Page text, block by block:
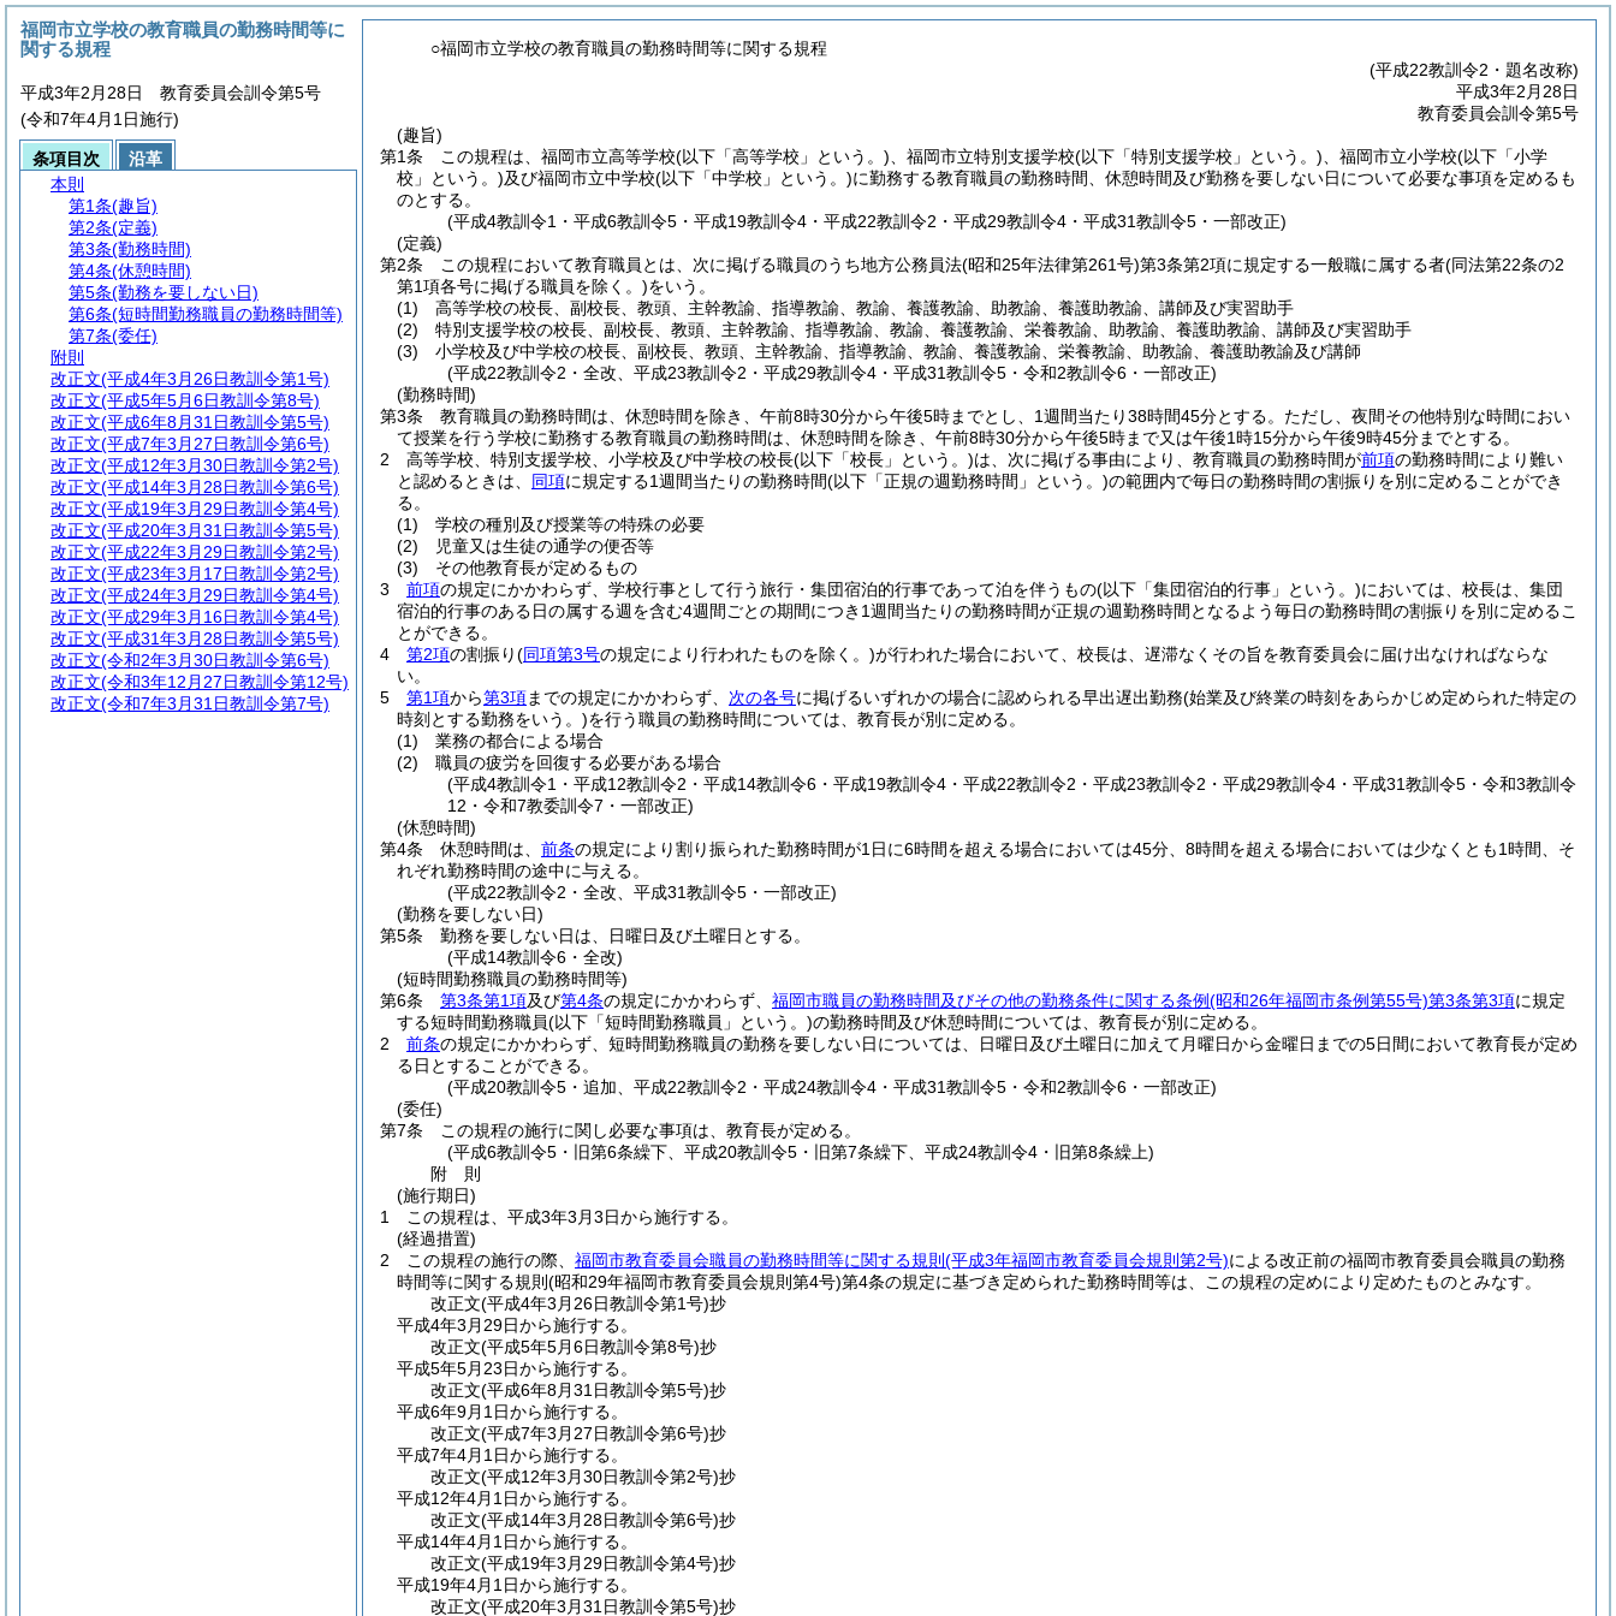
○福岡市立学校の教育職員の勤務時間等に関する規程
(平成22教訓令2・題名改称)
平成3年2月28日
教育委員会訓令第5号
(趣旨)
第1条
この規程は、福岡市立高等学校(以下「高等学校」という。) 、福岡市立特別支援学校(以下「特別支援学校」という。) 、福岡市立小学校(以下「小学
校」という。)及び福岡市立中学校(以下「中学校」という。)に勤務する教育職員の勤務時間、休憩時間及び勤務を要しない日について必要な事項を定めるも
のとする。
(平成4教訓令1・平成6教訓令5・平成19教訓令4・平成22教訓令2・平成29教訓令4・平成31教訓令5・一部改正)
(定義)
第2条
この規程において教育職員とは、次に掲げる職員のうち地方公務員法(昭和25年法律第261号)第3条第2項に規定する一般職に属する者(同法第22条の2
第1項各号に掲げる職員を除く。)をいう。
(1)
高等学校の校長、副校長、教頭、主幹教諭、指導教諭、教諭、養護教諭、助教諭、養護助教諭、講師及び実習助手
(2)
特別支援学校の校長、副校長、教頭、主幹教諭、指導教諭、教諭、養護教諭、栄養教諭、助教諭、養護助教諭、講師及び実習助手
(3)
小学校及び中学校の校長、副校長、教頭、主幹教諭、指導教諭、教諭、養護教諭、栄養教諭、助教諭、養護助教諭及び講師
(平成22教訓令2・全改、平成23教訓令2・平成29教訓令4・平成31教訓令5・令和2教訓令6・一部改正)
(勤務時間)
第3条
教育職員の勤務時間は、休憩時間を除き、午前8時30分から午後5時までとし、1週間当たり38時間45分とする。 ただし、夜間その他特別な時間におい
て授業を行う学校に勤務する教育職員の勤務時間は、休憩時間を除き、午前8時30分から午後5時まで又は午後1時15分から午後9時45分までとする。
2
高等学校、特別支援学校、小学校及び中学校の校長(以下「校長」という。)は、次に掲げる事由により、教育職員の勤務時間が前項の勤務時間により難い
と認めるときは、 同項に規定する1週間当たりの勤務時間(以下「正規の週勤務時間」という。)の範囲内で毎日の勤務時間の割振りを別に定めることができ
る。
(1)
学校の種別及び授業等の特殊の必要
(2)
児童又は生徒の通学の便否等
(3)
その他教育長が定めるもの
3
前項の規定にかかわらず、学校行事として行う旅行・集団宿泊的行事であって泊を伴うもの(以下「集団宿泊的行事」という。)においては、校長は、集団
宿泊的行事のある日の属する週を含む4週間ごとの期間につき1週間当たりの勤務時間が正規の週勤務時間となるよう毎日の勤務時間の割振りを別に定めるこ
とができる。
4
第2項の割振り(同項第3号の規定により行われたものを除く。)が行われた場合において、校長は、遅滞なくその旨を教育委員会に届け出なければならな
い。
5
第1項から第3項までの規定にかかわらず、 次の各号に掲げるいずれかの場合に認められる早出遅出勤務(始業及び終業の時刻をあらかじめ定められた特定の
時刻とする勤務をいう。)を行う職員の勤務時間については、教育長が別に定める。
(1)
業務の都合による場合
(2)
職員の疲労を回復する必要がある場合
(平成4教訓令1・平成12教訓令2・平成14教訓令6・平成19教訓令4・平成22教訓令2・平成23教訓令2・平成29教訓令4・平成31教訓令5・令和3教訓令
12・令和7教委訓令7・一部改正)
(休憩時間)
第4条
休憩時間は、 前条の規定により割り振られた勤務時間が1日に6時間を超える場合においては45分、8時間を超える場合においては少なくとも1時間、そ
れぞれ勤務時間の途中に与える。
(平成22教訓令2・全改、平成31教訓令5・一部改正)
(勤務を要しない日)
第5条
勤務を要しない日は、日曜日及び土曜日とする。
(平成14教訓令6・全改)
(短時間勤務職員の勤務時間等)
第6条
第3条第1項及び第4条の規定にかかわらず、 福岡市職員の勤務時間及びその他の勤務条件に関する条例(昭和26年福岡市条例第55号)第3条第3項に規定
する短時間勤務職員(以下「短時間勤務職員」という。)の勤務時間及び休憩時間については、教育長が別に定める。
2
前条の規定にかかわらず、短時間勤務職員の勤務を要しない日については、日曜日及び土曜日に加えて月曜日から金曜日までの5日間において教育長が定め
る日とすることができる。
(平成20教訓令5・追加、平成22教訓令2・平成24教訓令4・平成31教訓令5・令和2教訓令6・一部改正)
(委任)
第7条
この規程の施行に関し必要な事項は、教育長が定める。
(平成6教訓令5・旧第6条繰下、平成20教訓令5・旧第7条繰下、平成24教訓令4・旧第8条繰上)
附 則
(施行期日)
1
この規程は、平成3年3月3日から施行する。
(経過措置)
2
この規程の施行の際、 福岡市教育委員会職員の勤務時間等に関する規則 (平成3年福岡市教育委員会規則第2号)による改正前の福岡市教育委員会職員の勤務
時間等に関する規則 (昭和29年福岡市教育委員会規則第4号)第4条の規定に基づき定められた勤務時間等は、この規程の定めにより定めたものとみなす。
改正文(平成4年3月26日教訓令第1号)抄
平成4年3月29日から施行する。
改正文(平成5年5月6日教訓令第8号)抄
平成5年5月23日から施行する。
改正文(平成6年8月31日教訓令第5号)抄
平成6年9月1日から施行する。
改正文(平成7年3月27日教訓令第6号)抄
平成7年4月1日から施行する。
改正文(平成12年3月30日教訓令第2号)抄
平成12年4月1日から施行する。
改正文(平成14年3月28日教訓令第6号)抄
平成14年4月1日から施行する。
改正文(平成19年3月29日教訓令第4号)抄
平成19年4月1日から施行する。
改正文(平成20年3月31日教訓令第5号)抄
福岡市立学校の教育職員の勤務時間等に
関する規程
平成3年2月28日 教育委員会訓令第5号
(令和7年4月1日施行)
条項目次
沿革
本則
第1条(趣旨)
第2条(定義)
第3条(勤務時間)
第4条(休憩時間)
第5条(勤務を要しない日)
第6条(短時間勤務職員の勤務時間等)
第7条(委任)
附則
改正文(平成4年3月26日教訓令第1号)
改正文(平成5年5月6日教訓令第8号)
改正文(平成6年8月31日教訓令第5号)
改正文(平成7年3月27日教訓令第6号)
改正文(平成12年3月30日教訓令第2号)
改正文(平成14年3月28日教訓令第6号)
改正文(平成19年3月29日教訓令第4号)
改正文(平成20年3月31日教訓令第5号)
改正文(平成22年3月29日教訓令第2号)
改正文(平成23年3月17日教訓令第2号)
改正文(平成24年3月29日教訓令第4号)
改正文(平成29年3月16日教訓令第4号)
改正文(平成31年3月28日教訓令第5号)
改正文(令和2年3月30日教訓令第6号)
改正文(令和3年12月27日教訓令第12号)
改正文(令和7年3月31日教訓令第7号)